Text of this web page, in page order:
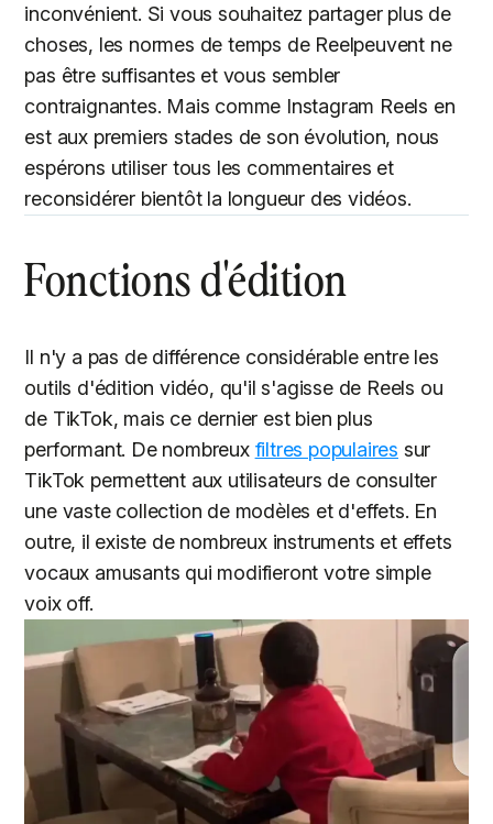
inconvénient. Si vous souhaitez partager plus de
choses, les normes de temps de Reelpeuvent ne
pas être suffisantes et vous sembler
contraignantes. Mais comme Instagram Reels en
est aux premiers stades de son évolution, nous
espérons utiliser tous les commentaires et
reconsidérer bientôt la longueur des vidéos.
Fonctions d'édition
Il n'y a pas de différence considérable entre les
outils d'édition vidéo, qu'il s'agisse de Reels ou
de TikTok, mais ce dernier est bien plus
performant. De nombreux filtres populaires sur
TikTok permettent aux utilisateurs de consulter
une vaste collection de modèles et d'effets. En
outre, il existe de nombreux instruments et effets
vocaux amusants qui modifieront votre simple
voix off.